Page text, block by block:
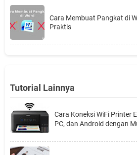
Cara Membuat Pangkat di
Praktis
Tutorial Lainnya
Cara Koneksi WiFi Printer
PC, dan Android dengan